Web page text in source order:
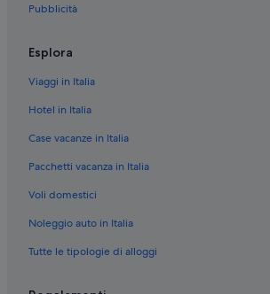
Pubblicità
Esplora
Viaggi in Italia
Hotel in Italia
Case vacanze in Italia
Pacchetti vacanza in Italia
Voli domestici
Noleggio auto in Italia
Tutte le tipologie di alloggi